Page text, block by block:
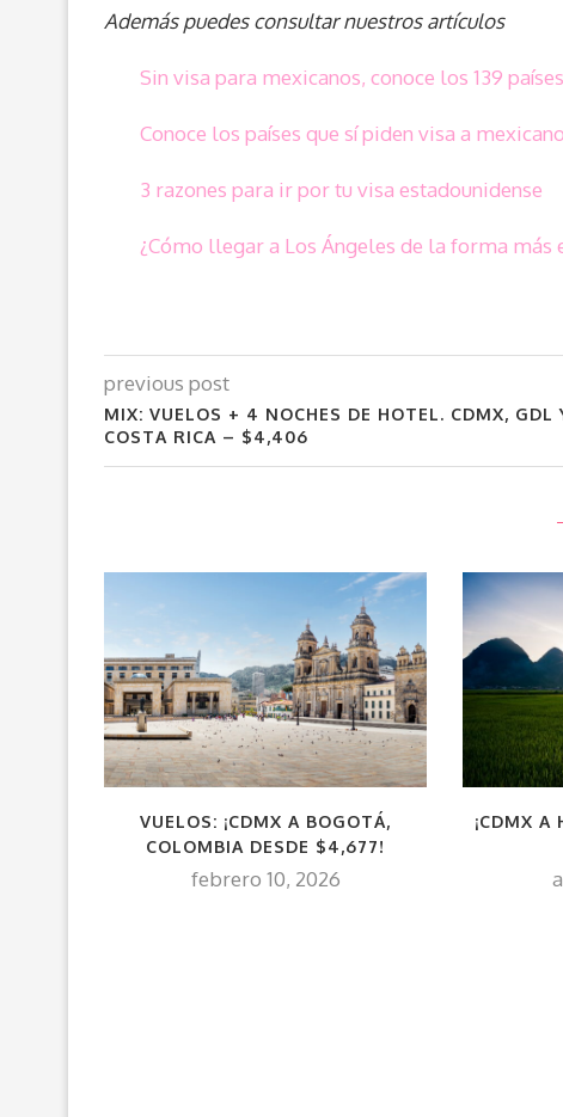
Además puedes consultar nuestros artículos
Sin visa para mexicanos, conoce los 139 países
Conoce los países que sí piden visa a
3 razones para ir por tu visa estadounidense
¿Cómo llegar a Los Ángeles de la forma más
previous post
MIX: VUELOS + 4 NOCHES DE HOTEL. CDMX, GDL
COSTA RICA – $4,406
VUELOS: ¡CDMX A BOGOTÁ,
COLOMBIA DESDE $4,677!
febrero 10, 2026
¡CDMX A